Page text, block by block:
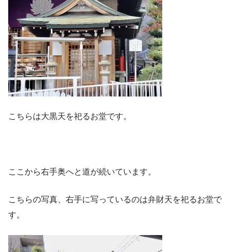
こちらは大黒天を祀るお堂です。
ここから右手奥へと道が続いています。
こちらの写真、右手に写っているのは弁財天を祀るお堂で
す。